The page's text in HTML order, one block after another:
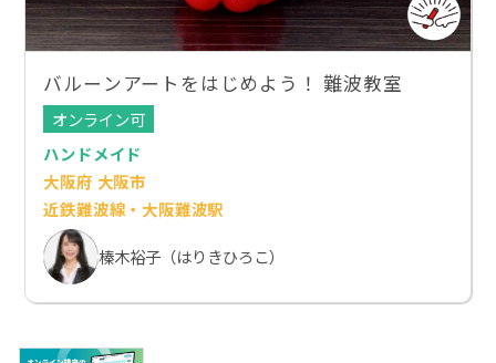
バルーンアートをはじめよう！ 難波教室
オンライン可
ハンドメイド
大阪府 大阪市
近鉄難波線・大阪難波駅
榛木裕子（はりきひろこ）